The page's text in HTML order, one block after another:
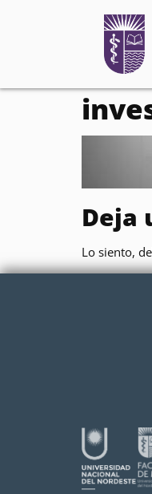
Deja
Lo siento,